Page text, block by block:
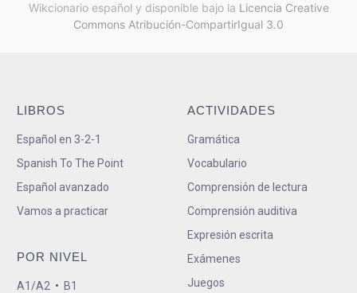
Wikcionario español y disponible bajo la Licencia Creative
Commons Atribución-CompartirIgual 3.0
LIBROS
Español en 3-2-1
Spanish To The Point
Español avanzado
Vamos a practicar
POR NIVEL
A1/A2 • B1
ACTIVIDADES
Gramática
Vocabulario
Comprensión de lectura
Comprensión auditiva
Expresión escrita
Exámenes
Juegos